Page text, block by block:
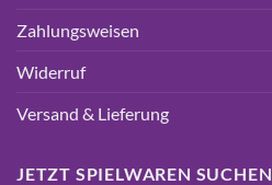
Zahlungsweisen
Widerruf
Versand & Lieferung
JETZT SPIELWAREN SUCHEN